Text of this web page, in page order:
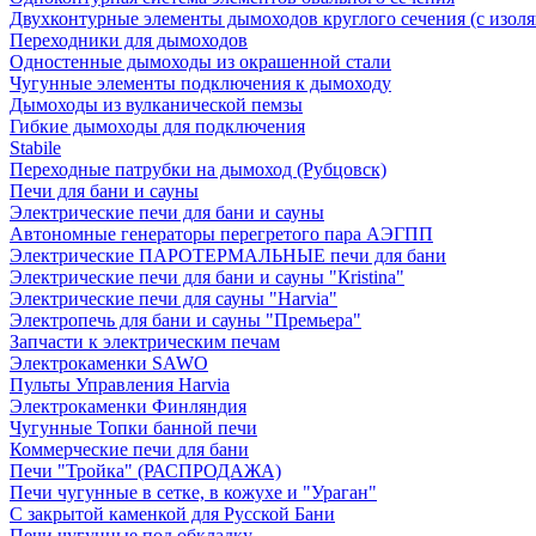
Двухконтурные элементы дымоходов круглого сечения (с
Переходники для дымоходов
Одностенные дымоходы из окрашенной стали
Чугунные элементы подключения к дымоходу
Дымоходы из вулканической пемзы
Гибкие дымоходы для подключения
Stabile
Переходные патрубки на дымоход (Рубцовск)
Печи для бани и сауны
Электрические печи для бани и сауны
Автономные генераторы перегретого пара АЭГПП
Электрические ПАРОТЕРМАЛЬНЫЕ печи для бани
Электрические печи для бани и сауны "Кristina"
Электрические печи для сауны "Harvia"
Электропечь для бани и сауны "Премьера"
Запчасти к электрическим печам
Электрокаменки SAWO
Пульты Управления Harvia
Электрокаменки Финляндия
Чугунные Топки банной печи
Коммерческие печи для бани
Печи "Тройка" (РАСПРОДАЖА)
Печи чугунные в сетке, в кожухе и "Ураган"
С закрытой каменкой для Русской Бани